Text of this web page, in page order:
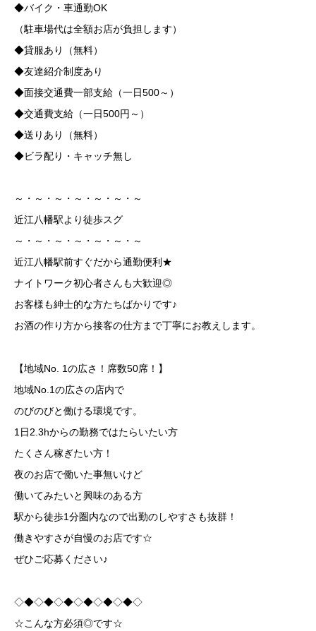
◆バイク・車通勤OK
（駐車場代は全額お店が負担します）
◆貸服あり（無料）
◆友達紹介制度あり
◆面接交通費一部支給（一日500～）
◆交通費支給（一日500円～）
◆送りあり（無料）
◆ビラ配り・キャッチ無し
～・～・～・～・～・～・～
近江八幡駅より徒歩スグ
～・～・～・～・～・～・～
近江八幡駅前すぐだから通勤便利★
ナイトワーク初心者さんも大歓迎◎
お客様も紳士的な方たちばかりです♪
お酒の作り方から接客の仕方まで丁寧にお教えします。
【地域No. 1の広さ！席数50席！】
地域No.1の広さの店内で
のびのびと働ける環境です。
1日2.3hからの勤務ではたらいたい方
たくさん稼ぎたい方！
夜のお店で働いた事無いけど
働いてみたいと興味のある方
駅から徒歩1分圏内なので出勤のしやすさも抜群！
働きやすさが自慢のお店です☆
ぜひご応募ください♪
◇◆◇◆◇◆◇◆◇◆◇◆◇
☆こんな方必須◎です☆